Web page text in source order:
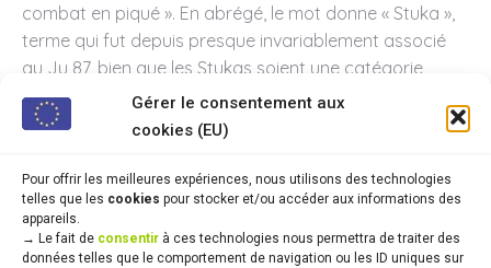
Gérer le consentement aux
cookies (EU)
Pour offrir les meilleures expériences, nous utilisons des technologies
telles que les cookies pour stocker et/ou accéder aux informations des
appareils.
→ Le fait de consentir à ces technologies nous permettra de traiter des
données telles que le comportement de navigation ou les ID uniques sur
combat en piqué ». En abrégé, le mot donne « Stuka »,
terme qui fut depuis presque invariablement associé
au Ju 87, bien que les Stukas soient une catégorie
d’avions, et non un terme désignant un unique modèle.